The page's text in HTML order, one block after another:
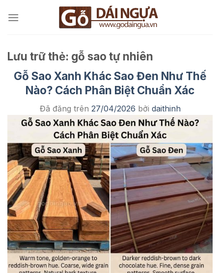
đến
Lưu trữ thẻ: gỗ sao tự nhiên
Gỗ Sao Xanh Khác Sao Đen Như Thế
Nào? Cách Phân Biệt Chuẩn Xác
Đã đăng trên 27/04/2026 bởi daithinh